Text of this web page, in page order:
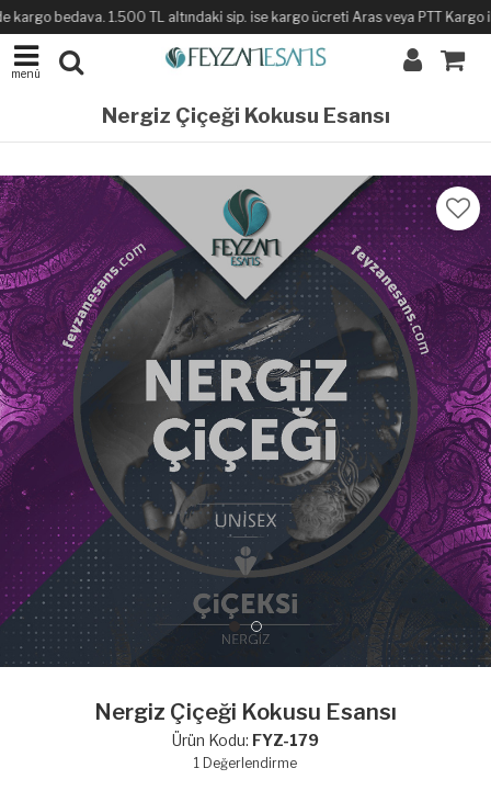
bedava. 1.500 TL altındaki sip. ise kargo ücreti Aras veya PTT Kargo
menü
Nergiz Çiçeği Kokusu Esansı
Nergiz Çiçeği Kokusu Esansı
Ürün Kodu: FYZ-179
1 Değerlendirme